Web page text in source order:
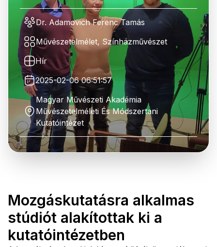
Dr. Adamovich Ferenc Tamás
Művészetelmélet, Színházművészet
Hír
2025-02-06 06:51:57
Magyar Művészeti Akadémia
Művészetelméleti És Módszertani
Kutatóintézet
Mozgáskutatásra alkalmas
stúdiót alakítottak ki a
kutatóintézetben